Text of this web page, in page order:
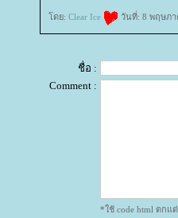
ดย: Clear Ice วันที่: 8 พฤษภา
ชื่อ :
Comment :
*ใช้ code html ตกแ